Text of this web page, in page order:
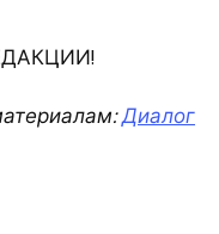
Диалог